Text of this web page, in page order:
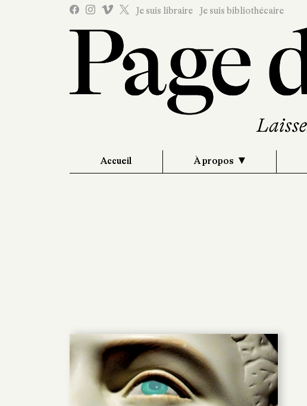
Je suis libraire Je suis bibliothécaire
Accueil À propos